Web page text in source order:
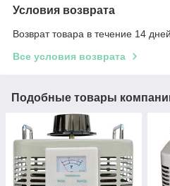
Условия возврата
Возврат товара в течение 14
Все условия возврата
Подобные товары